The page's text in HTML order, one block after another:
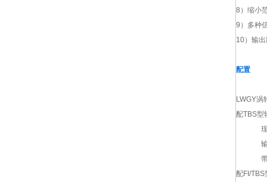
8）缩小
9）多种
10）输
配置
LWGY涡
配TBS型
现场显
输出信
带干
配FI/